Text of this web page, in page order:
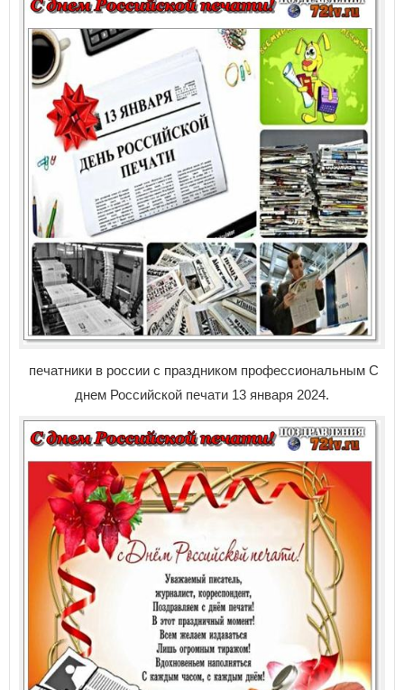
печатники в россии с праздником профессиональным С
днем Российской печати 13 января 2024.